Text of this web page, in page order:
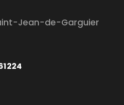
Jean-de-Garguier